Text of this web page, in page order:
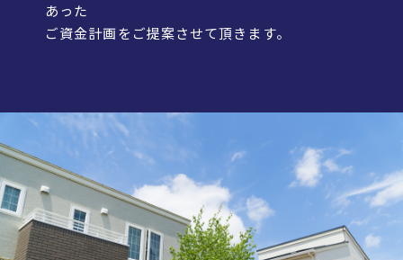
あった
ご資金計画をご提案させて頂きます。